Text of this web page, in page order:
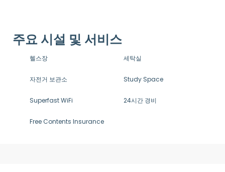
주요 시설 및 서비스
헬스장 세탁실
자전거 보관소 Study Space
Superfast WiFi 24시간 경비
Free Contents Insurance